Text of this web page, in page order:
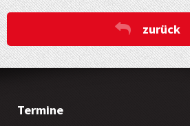
zurück
Termine